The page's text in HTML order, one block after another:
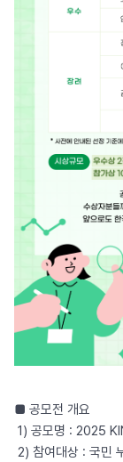
■ 공모전 개요
1) 공모명 : 2025
2) 참여대상 : 국민